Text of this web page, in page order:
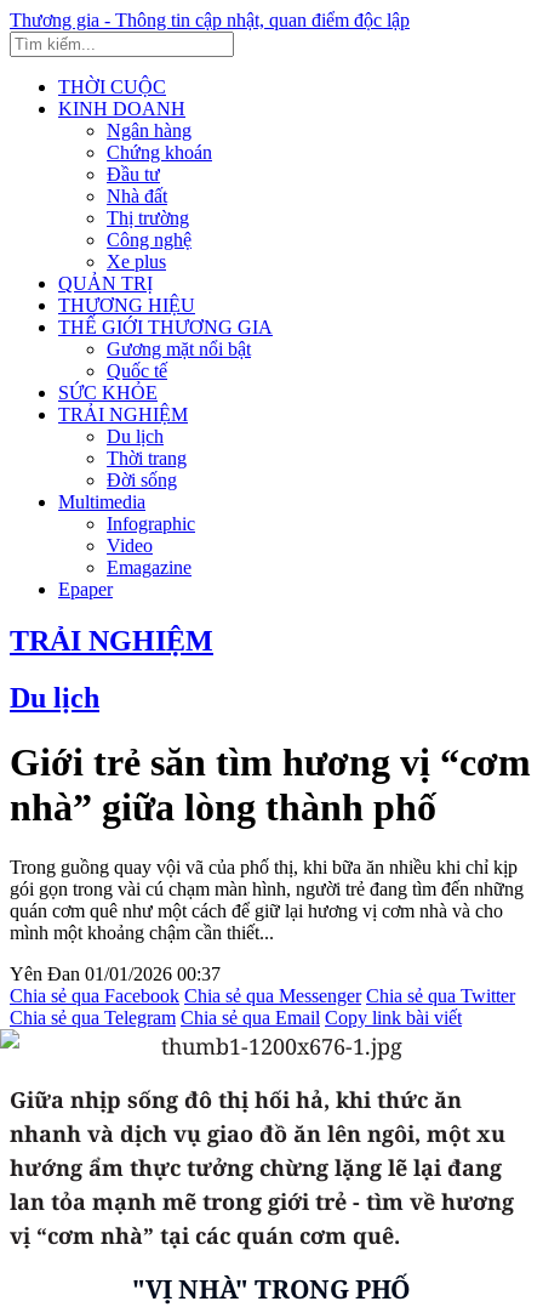
Thương gia - Thông tin cập nhật, quan điểm độc lập
THỜI CUỘC
KINH DOANH
Ngân hàng
Chứng khoán
Đầu tư
Nhà đất
Thị trường
Công nghệ
Xe plus
QUẢN TRỊ
THƯƠNG HIỆU
THẾ GIỚI THƯƠNG GIA
Gương mặt nổi bật
Quốc tế
SỨC KHỎE
TRẢI NGHIỆM
Du lịch
Thời trang
Đời sống
Multimedia
Infographic
Video
Emagazine
Epaper
TRẢI NGHIỆM
Du lịch
Giới trẻ săn tìm hương vị “cơm
nhà” giữa lòng thành phố
Trong guồng quay vội vã của phố thị, khi bữa ăn nhiều khi chỉ kịp
gói gọn trong vài cú chạm màn hình, người trẻ đang tìm đến những
quán cơm quê như một cách để giữ lại hương vị cơm nhà và cho
mình một khoảng chậm cần thiết...
Yên Đan 01/01/2026 00:37
Chia sẻ qua Facebook Chia sẻ qua Messenger Chia sẻ qua Twitter
Chia sẻ qua Telegram Chia sẻ qua Email Copy link bài viết
Giữa nhịp sống đô thị hối hả, khi thức ăn
nhanh và dịch vụ giao đồ ăn lên ngôi, một xu
hướng ẩm thực tưởng chừng lặng lẽ lại đang
lan tỏa mạnh mẽ trong giới trẻ - tìm về hương
vị “cơm nhà” tại các quán cơm quê.
"VỊ NHÀ" TRONG PHỐ